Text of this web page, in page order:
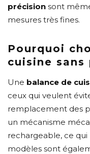
précision sont
mesures très fines.
Pourquoi
cuisine sans
Une balance de
ceux qui veulent
remplacement des
un mécanisme
rechargeable, ce qui
modèles sont